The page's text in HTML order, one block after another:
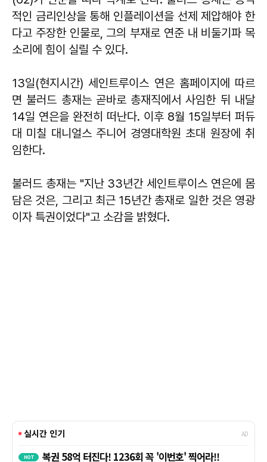
적인 금리인상을 통해 인플레이션을 선제 제압해야 한
다고 주장한 인물로, 그의 부재로 연준 내 비둘기파 목
소리에 힘이 실릴 수 있다.
13일(현지시간) 세인트루이스 연은 홈페이지에 따르
면 불러드 총재는 곧바로 총재직에서 사임한 뒤 내달
14일 연은을 완전히 떠난다. 이후 8월 15일부터 퍼듀
대 미칠 대니얼스 주니어 경영대학원 초대 원장에 취
임한다.
불러드 총재는 "지난 33년간 세인트루이스 연은에 몸
담은 것은, 그리고 최근 15년간 총재로 일한 것은 영광
이자 특권이었다"고 소감을 밝혔다.